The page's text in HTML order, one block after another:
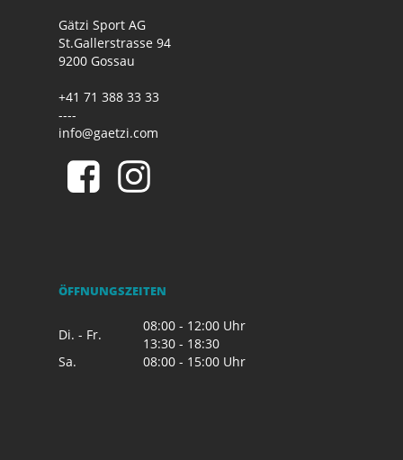
Gätzi Sport AG
St.Gallerstrasse 94
9200 Gossau
+41 71 388 33 33
----
info@gaetzi.com
ÖFFNUNGSZEITEN
Di. - Fr.
08:00 - 12:00 Uhr
13:30 - 18:30
Sa.
08:00 - 15:00 Uhr